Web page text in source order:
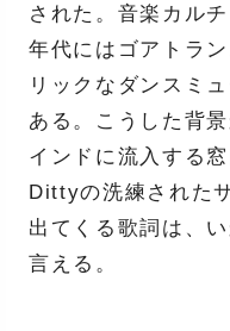
された。音楽カル
年代にはゴアトラ
リックなダンスミ
ある。こうした背
インドに流入する
Dittyの洗練された
出てくる歌詞は、
言える。